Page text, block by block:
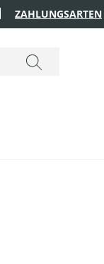
ZAHLUNGSARTEN